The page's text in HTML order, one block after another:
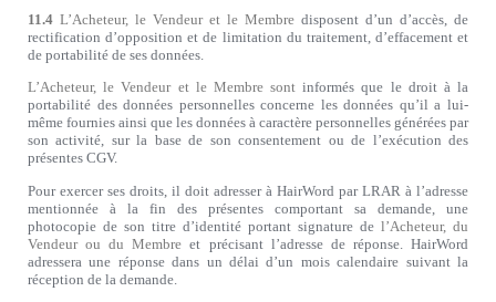
11.4 L’Acheteur, le Vendeur et le Membre disposent d’un d’accès, de
rectification d’opposition et de limitation du traitement, d’effacement et
de portabilité de ses données.
L’Acheteur, le Vendeur et le Membre sontinformés que le droit à la
portabilité des données personnelles concerne les données qu’il a lui-
même fournies ainsi que les données à caractère personnelles générées par
son activité, sur la base de son consentement ou de l’exécution des
présentes CGV.
Pour exercer ses droits, il doit adresser à HairWord par LRAR à l’adresse
mentionnée à la fin des présentes comportant sa demande, une
photocopie de son titre d’identité portant signature de l’Acheteur, du
Vendeur ou du Membreet précisant l’adresse de réponse. HairWord
adressera une réponse dans un délai d’un mois calendaire suivant la
réception de la demande.